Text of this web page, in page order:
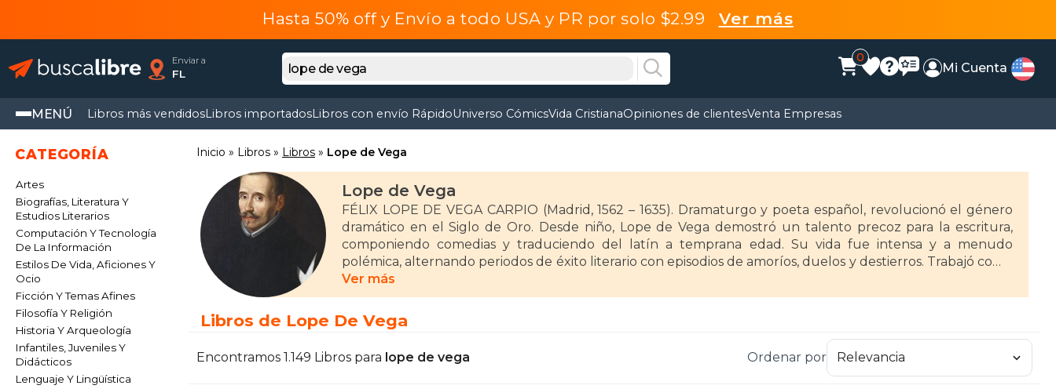
Hasta 50% off y Envío a todo USA y PR por solo $2.99 Ver más
Enviar a
FL
0
Mi Cuenta
MENÚ Libros más vendidosLibros importadosLibros con envío RápidoUniverso CómicsVida CristianaOpiniones de clientesVenta Empresas
CATEGORÍA
Artes
Biografías, Literatura Y
Estudios Literarios
Computación Y Tecnología
De La Información
Estilos De Vida, Aficiones Y
Ocio
Ficción Y Temas Afines
Filosofía Y Religión
Historia Y Arqueología
Infantiles, Juveniles Y
Didácticos
Lenguaje Y Lingüística
Inicio Libros Libros Lope de Vega
Lope de Vega
FÉLIX LOPE DE VEGA CARPIO (Madrid, 1562 – 1635). Dramaturgo y poeta español, revolucionó el género
dramático en el Siglo de Oro. Desde niño, Lope de Vega demostró un talento precoz para la escritura,
componiendo comedias y traduciendo del latín a temprana edad. Su vida fue intensa y a menudo
polémica, alternando periodos de éxito literario con episodios de amoríos, duelos y destierros. Trabajó como
secretario para nobles, participó en la Armada Invencible y, tras una profunda crisis personal, se ordenó
sacerdote en 1614, sin abandonar nunca su labor literaria
En 1577 ingresó en la Universidad de Alcalá y más tarde se puso al servicio de diversos hombres poderosos.
Convertido en un autor famoso y un digno padre de familia tras romper con su amante, Lope recibió dos
duros golpes en apenas un año: las muertes de su hijo y su esposa en 1612 y 1613, lo que le sumió en una
Ver más
Libros de Lope De Vega
Encontramos 1.149 Libros para lope de vega Ordenar por